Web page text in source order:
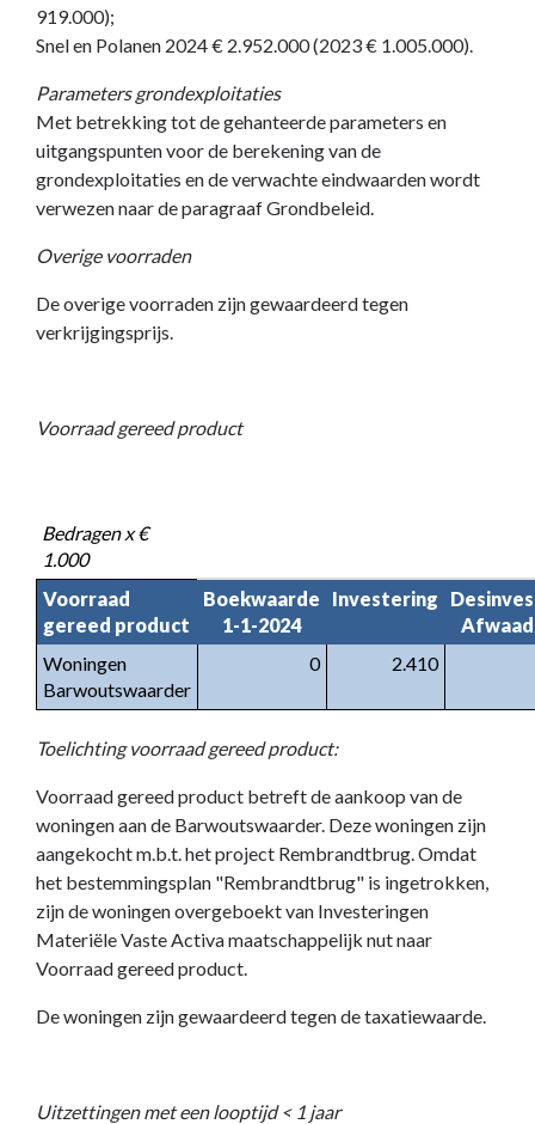
919.000);
Snel en Polanen 2024 € 2.952.000 (2023 € 1.005.000).
Parameters grondexploitaties
Met betrekking tot de gehanteerde parameters en
uitgangspunten voor de berekening van de
grondexploitaties en de verwachte eindwaarden wordt
verwezen naar de paragraaf Grondbeleid.
Overige voorraden
De overige voorraden zijn gewaardeerd tegen
verkrijgingsprijs.
Voorraad gereed product
Bedragen x €
1.000
Voorraad
gereed product
Boekwaarde
1-1-2024
Investering
Woningen
Barwoutswaarder
0 2.410
Toelichting voorraad gereed product:
Voorraad gereed product betreft de aankoop van de
woningen aan de Barwoutswaarder. Deze woningen zijn
aangekocht m.b.t. het project Rembrandtbrug. Omdat
het bestemmingsplan "Rembrandtbrug" is ingetrokken,
zijn de woningen overgeboekt van Investeringen
Materiële Vaste Activa maatschappelijk nut naar
Voorraad gereed product.
De woningen zijn gewaardeerd tegen de taxatiewaarde.
Uitzettingen met een looptijd < 1 jaar